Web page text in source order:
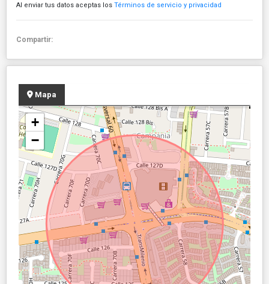
Al enviar tus datos aceptas los Términos de servicio y privacidad
Compartir:
Mapa
+
−